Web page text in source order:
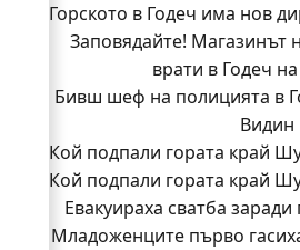
Горското в Годеч има нов
Заповядайте! Магазинът
врати в Годеч на
Бивш шеф на полицията в
Видин
Кой подпали гората край
Младежи от Люлин и
доброволци на пожара
Началникът на
Кой подпали гората край
Евакуираха сватба
Младоженците първо